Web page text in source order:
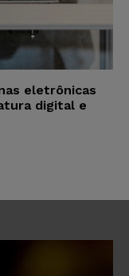
eletrônicas
digital e